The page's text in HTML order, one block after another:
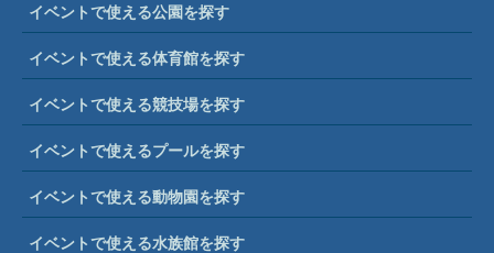
イベントで使える公園を探す
イベントで使える体育館を探す
イベントで使える競技場を探す
イベントで使えるプールを探す
イベントで使える動物園を探す
イベントで使える水族館を探す